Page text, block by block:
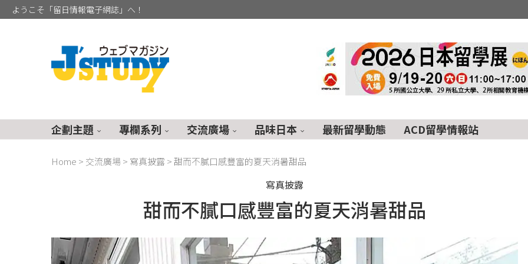
ようこそ「留日情報電子網誌」へ！
企劃主題 專欄系列 交流廣場 品味日本 最新留學動態 ACD留學情報站
Home > 交流廣場 > 寫真披露 >甜而不膩口感豐富的夏天消暑甜品
寫真披露
甜而不膩口感豐富的夏天消暑甜品